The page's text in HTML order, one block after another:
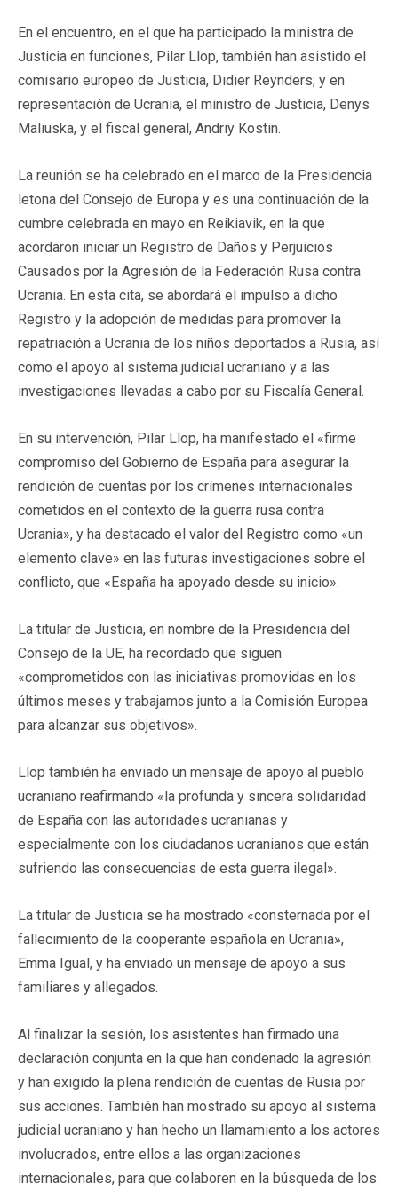
En el encuentro, en el que ha participado la ministra de
Justicia en funciones, Pilar Llop, también han asistido el
comisario europeo de Justicia, Didier Reynders; y en
representación de Ucrania, el ministro de Justicia, Denys
Maliuska, y el fiscal general, Andriy Kostin.
La reunión se ha celebrado en el marco de la Presidencia
letona del Consejo de Europa y es una continuación de la
cumbre celebrada en mayo en Reikiavik, en la que
acordaron iniciar un Registro de Daños y Perjuicios
Causados por la Agresión de la Federación Rusa contra
Ucrania. En esta cita, se abordará el impulso a dicho
Registro y la adopción de medidas para promover la
repatriación a Ucrania de los niños deportados a Rusia, así
como el apoyo al sistema judicial ucraniano y a las
investigaciones llevadas a cabo por su Fiscalía General.
En su intervención, Pilar Llop, ha manifestado el «firme
compromiso del Gobierno de España para asegurar la
rendición de cuentas por los crímenes internacionales
cometidos en el contexto de la guerra rusa contra
Ucrania», y ha destacado el valor del Registro como «un
elemento clave» en las futuras investigaciones sobre el
conflicto, que «España ha apoyado desde su inicio».
La titular de Justicia, en nombre de la Presidencia del
Consejo de la UE, ha recordado que siguen
«comprometidos con las iniciativas promovidas en los
últimos meses y trabajamos junto a la Comisión Europea
para alcanzar sus objetivos».
Llop también ha enviado un mensaje de apoyo al pueblo
ucraniano reafirmando «la profunda y sincera solidaridad
de España con las autoridades ucranianas y
especialmente con los ciudadanos ucranianos que están
sufriendo las consecuencias de esta guerra ilegal».
La titular de Justicia se ha mostrado «consternada por el
fallecimiento de la cooperante española en Ucrania»,
Emma Igual, y ha enviado un mensaje de apoyo a sus
familiares y allegados.
Al finalizar la sesión, los asistentes han firmado una
declaración conjunta en la que han condenado la agresión
y han exigido la plena rendición de cuentas de Rusia por
sus acciones. También han mostrado su apoyo al sistema
judicial ucraniano y han hecho un llamamiento a los actores
involucrados, entre ellos a las organizaciones
internacionales, para que colaboren en la búsqueda de los